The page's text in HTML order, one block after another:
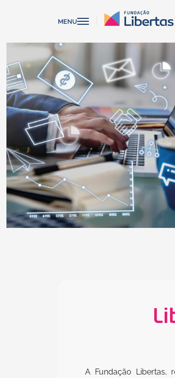
MENU
A Fundação Libertas,